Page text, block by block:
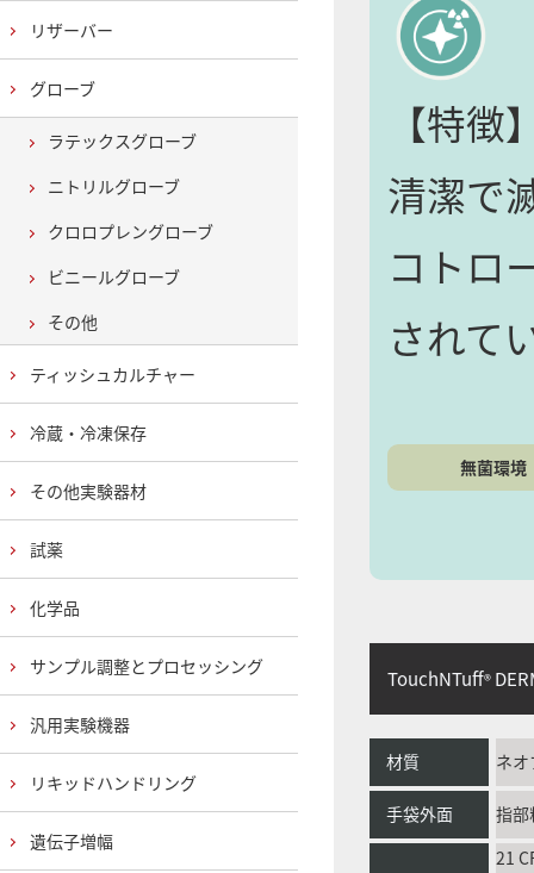
【特徴
清潔で
コトロ
されて
無菌環境
TouchNTuff®
材質 ネ
手袋外面 指部
21
リザーバー
グローブ
ラテックスグローブ
ニトリルグローブ
クロロプレングローブ
ビニールグローブ
その他
ティッシュカルチャー
冷蔵・冷凍保存
その他実験器材
試薬
化学品
サンプル調整とプロセッシング
汎用実験機器
リキッドハンドリング
遺伝子増幅